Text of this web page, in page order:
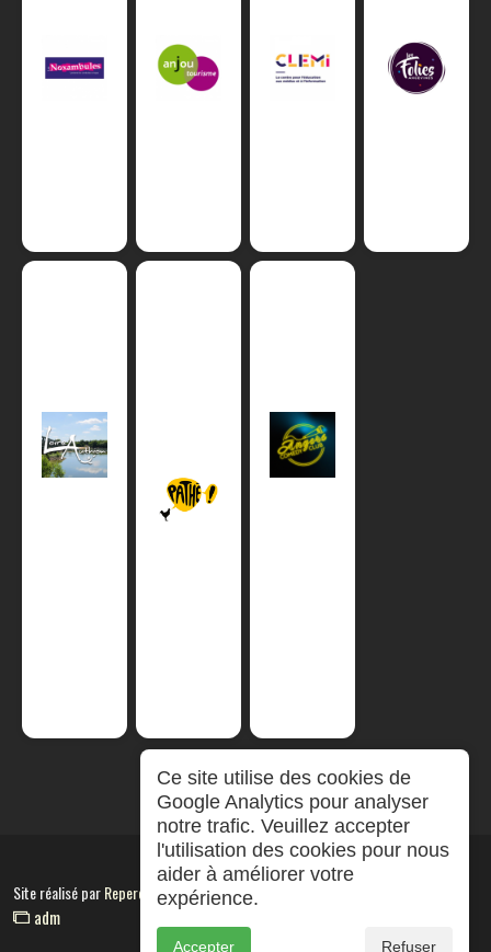
Site réalisé parRepereCom
adm
Ce site utilise des cookies de
Google Analytics pour analyser
notre trafic. Veuillez accepter
l'utilisation des cookies pour nous
aider à améliorer votre
expérience.
Accepter Refuser